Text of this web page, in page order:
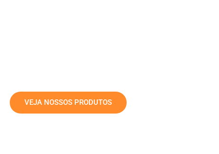
VEJA NOSSOS PRODUTOS